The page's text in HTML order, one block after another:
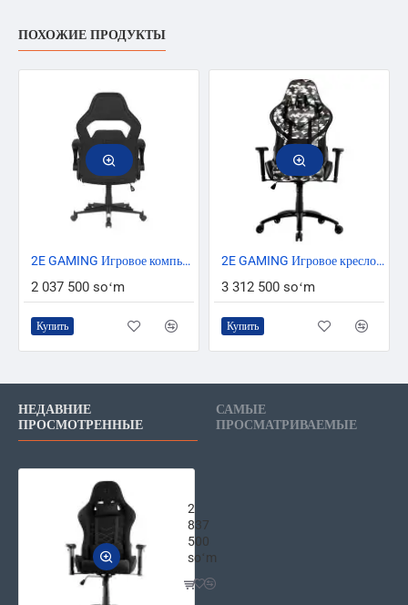
ПОХОЖИЕ ПРОДУКТЫ
2E GAMING Игровое компьютерное кресло HEBI Черное/белое
2 037 500 soʻm
Купить
2E GAMING Игровое кресло HIBAGON Black/Camo
3 312 500 soʻm
Купить
НЕДАВНИЕ
ПРОСМОТРЕННЫЕ
САМЫЕ
ПРОСМАТРИВАЕМЫЕ
2
837
500
soʻm